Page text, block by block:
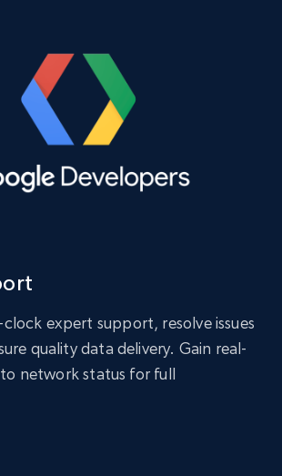
expert support, resolve issues
quality data delivery. Gain real-
network status for full